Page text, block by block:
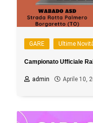
GARE Ultime
Campionato Ufficiale
admin Aprile 10,